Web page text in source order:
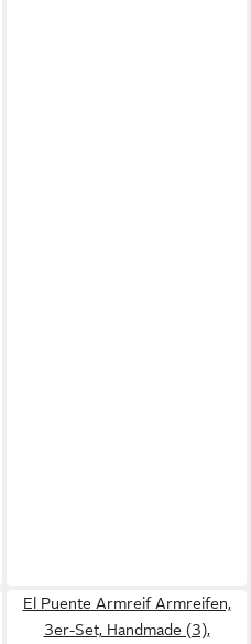
El Puente Armreif Armreifen,
3er-Set, Handmade (3),